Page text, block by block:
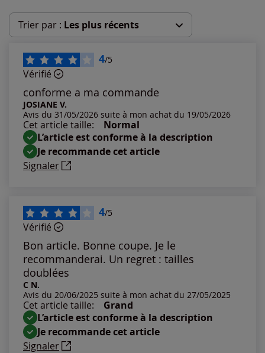
Trier par : Les plus récents
Les plus récents
Les plus anciens
Notes les plus élevées
Notes les plus basses
4/5
Vérifié
conforme a ma commande
JOSIANE V.
Avis du 31/05/2026 suite à mon achat du 19/05/2026
Cet article taille:
Normal
L’article est conforme à la description
Je recommande cet article
Signaler
4/5
Vérifié
Bon article. Bonne coupe. Je le
recommanderai. Un regret : tailles
doublées
C N.
Avis du 20/06/2025 suite à mon achat du 27/05/2025
Cet article taille:
Grand
L’article est conforme à la description
Je recommande cet article
Signaler